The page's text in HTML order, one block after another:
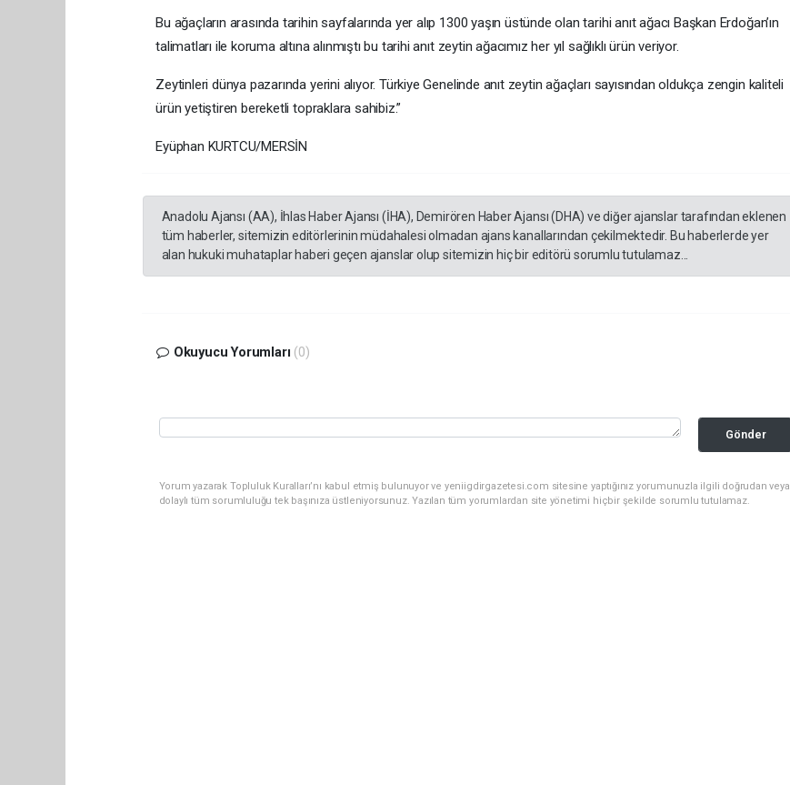
Bu ağaçların arasında tarihin sayfalarında yer alıp 1300 yaşın üstünde olan tarihi anıt ağacı Başkan Erdoğan’ın
talimatları ile koruma altına alınmıştı bu tarihi anıt zeytin ağacımız her yıl sağlıklı ürün veriyor.
Zeytinleri dünya pazarında yerini alıyor. Türkiye Genelinde anıt zeytin ağaçları sayısından oldukça zengin kaliteli
ürün yetiştiren bereketli topraklara sahibiz.”
Eyüphan KURTCU/MERSİN
Anadolu Ajansı (AA), İhlas Haber Ajansı (İHA), Demirören Haber Ajansı (DHA) ve diğer ajanslar tarafından eklenen
tüm haberler, sitemizin editörlerinin müdahalesi olmadan ajans kanallarından çekilmektedir. Bu haberlerde yer
alan hukuki muhataplar haberi geçen ajanslar olup sitemizin hiç bir editörü sorumlu tutulamaz...
Okuyucu Yorumları (0)
Gönder
Yorum yazarak Topluluk Kuralları’nı kabul etmiş bulunuyor ve yeniigdirgazetesi.com sitesine yaptığınız yorumunuzla ilgili doğrudan veya
dolaylı tüm sorumluluğu tek başınıza üstleniyorsunuz. Yazılan tüm yorumlardan site yönetimi hiçbir şekilde sorumlu tutulamaz.